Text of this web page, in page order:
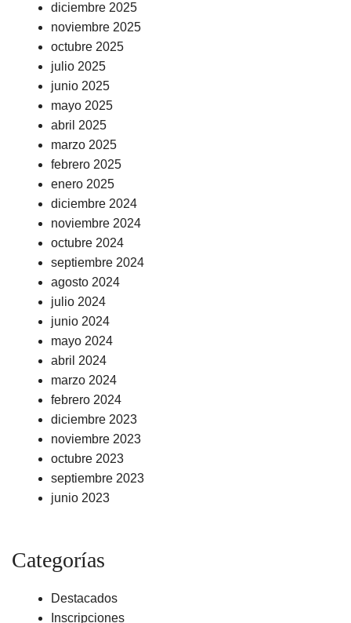
diciembre 2025
noviembre 2025
octubre 2025
julio 2025
junio 2025
mayo 2025
abril 2025
marzo 2025
febrero 2025
enero 2025
diciembre 2024
noviembre 2024
octubre 2024
septiembre 2024
agosto 2024
julio 2024
junio 2024
mayo 2024
abril 2024
marzo 2024
febrero 2024
diciembre 2023
noviembre 2023
octubre 2023
septiembre 2023
junio 2023
Categorías
Destacados
Inscripciones